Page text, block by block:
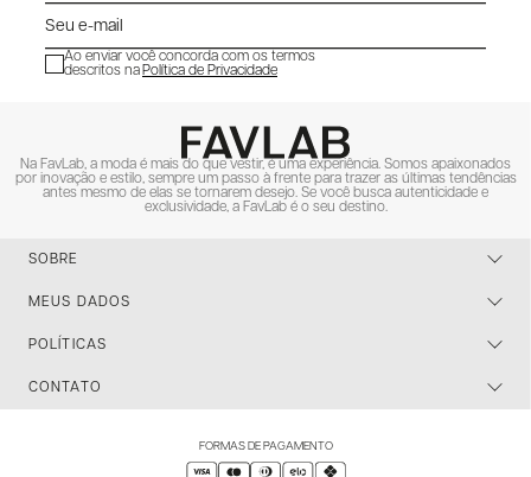
Ao enviar você concorda com os termos
descritos na Política de Privacidade
Na FavLab, a moda é mais do que vestir, é uma experiência. Somos apaixonados
por inovação e estilo, sempre um passo à frente para trazer as últimas tendências
antes mesmo de elas se tornarem desejo. Se você busca autenticidade e
exclusividade, a FavLab é o seu destino.
SOBRE
MEUS DADOS
POLÍTICAS
CONTATO
FORMAS DE PAGAMENTO